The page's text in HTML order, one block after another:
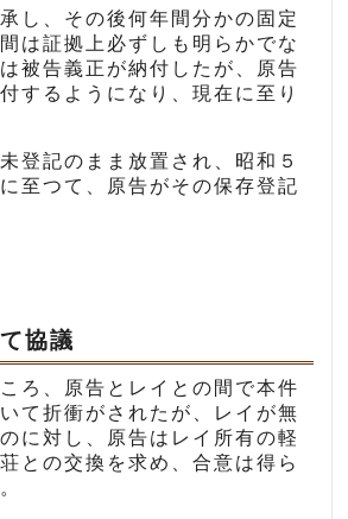
し、その後何年間分かの固定
は証拠上必ずしも明らかでな
被告義正が納付したが、原告
するようになり、現在に至り
登記のまま放置され、昭和５
至つて、原告がその保存登記
協議
ろ、原告とレイとの間で本件
て折衝がされたが、レイが無
に対し、原告はレイ所有の軽
との交換を求め、合意は得ら